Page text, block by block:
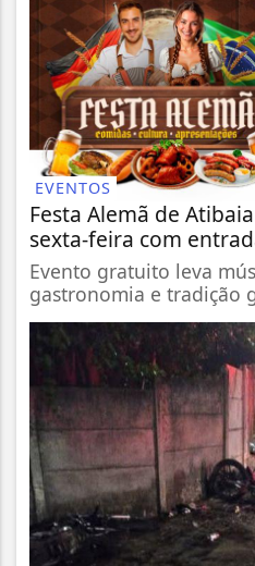
EVENTOS
Festa Alemã de
sexta-feira com
Evento gratuito leva
gastronomia e tradição